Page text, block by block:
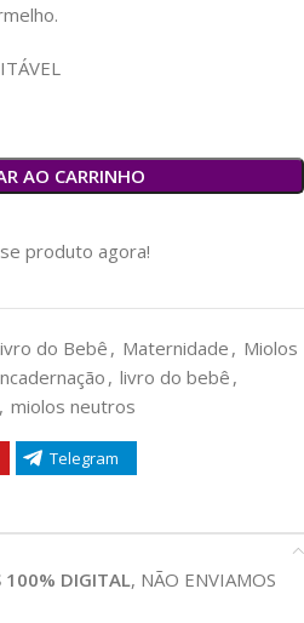
AO CARRINHO
produto agora!
do Bebê , Maternidade , Miolos
, livro do bebê ,
, miolos neutros
Telegram
100% DIGITAL, NÃO ENVIAMOS